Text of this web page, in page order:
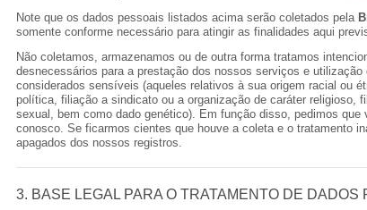
Note que os dados pessoais listados acima serão coletados pela
somente conforme necessário para atingir as finalidades aqui
Não coletamos, armazenamos ou de outra forma tratamos
desnecessários para a prestação dos nossos serviços e
considerados sensíveis (aqueles relativos à sua origem racial ou
política, filiação a sindicato ou a organização de caráter religioso,
sexual, bem como dado genético). Em função disso, pedimos que
conosco. Se ficarmos cientes que houve a coleta e o tratamento
apagados dos nossos registros.
3. BASE LEGAL PARA O TRATAMENTO DE DADOS